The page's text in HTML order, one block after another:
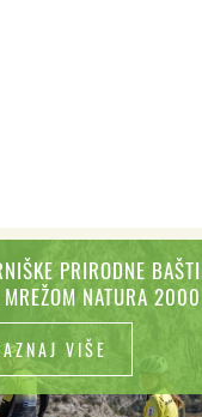
PRIRODNE
MREŽOM NATURA 2000
VIŠE